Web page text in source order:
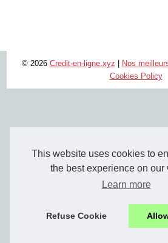
This website uses cookies to
the best experience on our
Learn more
Refuse Cookie
© 2026 Credit-en-ligne.xyz Nos
Cookies Policy